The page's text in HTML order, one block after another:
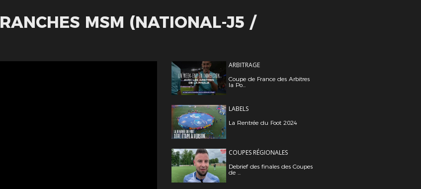
MSM (NATIONAL-J5 /
ARBITRAGE
Coupe de France des Arbitres
la Po...
LABELS
La Rentrée du Foot 2024
COUPES RÉGIONALES
Debrief des finales des Coupes
de ...